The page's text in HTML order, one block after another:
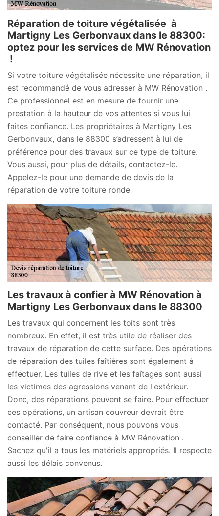
Réparation de toiture végétalisée à
Martigny Les Gerbonvaux dans le 88300:
optez pour les services de MW Rénovation
!
Si votre toiture végétalisée nécessite une réparation, il
est recommandé de vous adresser à MW Rénovation .
Ce professionnel est en mesure de fournir une
prestation à la hauteur de vos attentes si vous lui
faites confiance. Les propriétaires à Martigny Les
Gerbonvaux, dans le 88300 s’adressent à lui de
préférence pour des travaux sur ce type de toiture.
Vous aussi, pour plus de détails, contactez-le.
Appelez-le pour une demande de devis de la
réparation de votre toiture ronde.
Les travaux à confier à MW Rénovation à
Martigny Les Gerbonvaux dans le 88300
Les travaux qui concernent les toits sont très
nombreux. En effet, il est très utile de réaliser des
travaux de réparation de cette surface. Des opérations
de réparation des tuiles faîtières sont également à
effectuer. Les tuiles de rive et les faîtages sont aussi
les victimes des agressions venant de l'extérieur.
Donc, des réparations peuvent se faire. Pour effectuer
ces opérations, un artisan couvreur devrait être
contacté. Par conséquent, nous pouvons vous
conseiller de faire confiance à MW Rénovation .
Sachez qu'il a tous les matériels appropriés. Il respecte
aussi les délais convenus.